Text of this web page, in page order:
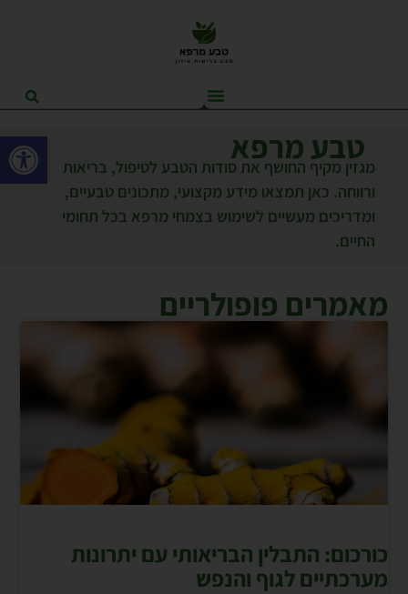
פתח טבע מרפא
מגזין מקיף החושף את סודות הטבע לטיפול, בריאות
ורווחה. כאן תמצאו מידע מקצועי, מתכונים טבעיים,
ומדריכים מעשיים לשימוש בצמחי מרפא בכל תחומי
החיים.
מאמרים פופולריים
כורכום: התבלין הבריאותי עם יתרונות
מערכתיים לגוף והנפש